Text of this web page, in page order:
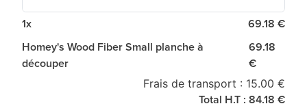
1x 69.18 €
Homey's Wood Fiber Small planche à
découper
69.18
€
Frais de transport : 15.00 €
Total H.T : 84.18 €